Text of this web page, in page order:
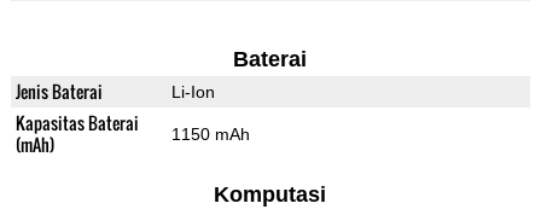
Baterai
Jenis Baterai Li-Ion
Kapasitas Baterai
(mAh)
1150 mAh
Komputasi